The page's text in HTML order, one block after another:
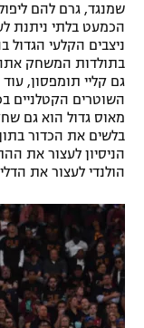
המגזין
שמנגד, גרם להם
הכמעט בלתי ניתנת
ניצבים הקלעי הגדול
בתולדות המשחק אתה
גם קליי תומפסון,
השוטרים הקטלניים
מאוס גדול הוא גם
בלשים את הכדור
הניסיון לעצור את
הולנדי לעצור את